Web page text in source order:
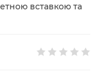
вставкою та